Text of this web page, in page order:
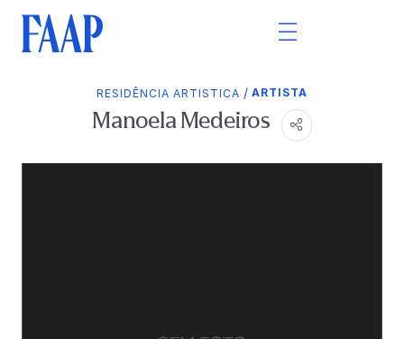
RESIDÊNCIA ARTISTICA / ARTISTA
Manoela Medeiros